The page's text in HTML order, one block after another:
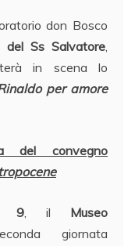
don Bosco
del Ss Salvatore,
in scena lo
per amore
del convegno
9, il Museo
giornata